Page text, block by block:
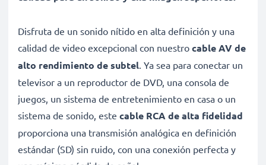
Disfruta de un sonido nítido en alta definición y una
calidad de video excepcional con nuestro cable AV de
alto rendimiento de subtel. Ya sea para conectar un
televisor a un reproductor de DVD, una consola de
juegos, un sistema de entretenimiento en casa o un
sistema de sonido, este cable RCA de alta fidelidad
proporciona una transmisión analógica en definición
estándar (SD) sin ruido, con una conexión perfecta y